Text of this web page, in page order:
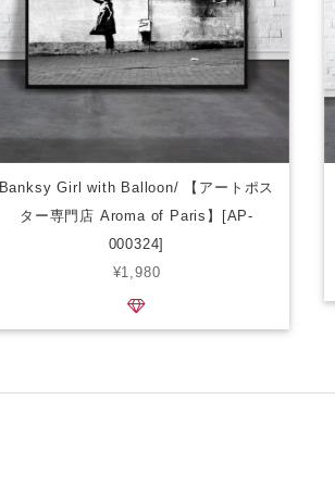
Banksy Girl with Balloon/ 【アートポス
ター専門店 Aroma of Paris】[AP-
000324]
¥1,980